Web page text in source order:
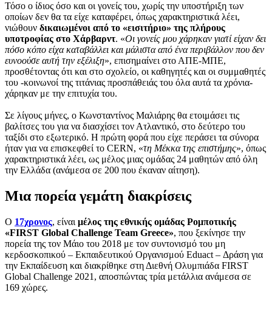
Τόσο ο ίδιος όσο και οι γονείς του, χωρίς την υποστήριξη των
οποίων δεν θα τα είχε καταφέρει, όπως χαρακτηριστικά λέει,
νιώθουν δικαιωμένοι από το «εισιτήριο» της πλήρους
υποτροφίας στο Χάρβαρντ. «Οι γονείς μου χάρηκαν γιατί είχαν δει
πόσο κόπο είχα καταβάλλει και μάλιστα από ένα περιβάλλον που δεν
ευνοούσε αυτή την εξέλιξη», επισημαίνει στο ΑΠΕ-ΜΠΕ,
προσθέτοντας ότι και στο σχολείο, οι καθηγητές και οι συμμαθητές
του -κοινωνοί της τιτάνιας προσπάθειάς του όλα αυτά τα χρόνια-
χάρηκαν με την επιτυχία του.
Σε λίγους μήνες, ο Κωνσταντίνος Μαλιάρης θα ετοιμάσει τις
βαλίτσες του για να διασχίσει τον Ατλαντικό, στο δεύτερο του
ταξίδι στο εξωτερικό. Η πρώτη φορά που είχε περάσει τα σύνορα
ήταν για να επισκεφθεί το CERN, «τη Μέκκα της επιστήμης», όπως
χαρακτηριστικά λέει, ως μέλος μιας ομάδας 24 μαθητών από όλη
την Ελλάδα (ανάμεσα σε 200 που έκαναν αίτηση).
Μια πορεία γεμάτη διακρίσεις
Ο 17χρονος, είναι μέλος της εθνικής ομάδας Ρομποτικής
«FIRST Global Challenge Team Greece», που ξεκίνησε την
πορεία της τον Μάιο του 2018 με τον συντονισμό του μη
κερδοσκοπικού – Εκπαιδευτικού Οργανισμού Eduact – Δράση για
την Εκπαίδευση και διακρίθηκε στη Διεθνή Ολυμπιάδα FIRST
Global Challenge 2021, αποσπώντας τρία μετάλλια ανάμεσα σε
169 χώρες.